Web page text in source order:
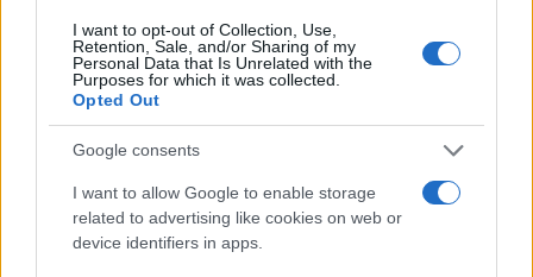
I want to opt-out of Collection, Use,
Retention, Sale, and/or Sharing of my
Personal Data that Is Unrelated with the
Purposes for which it was collected.
Opted Out
Google consents
I want to allow Google to enable storage
related to advertising like cookies on web or
device identifiers in apps.
Come valutare infotainment, ADAS e OTA nelle auto
elettriche
Andrea Conforti · 8 Ago 2026